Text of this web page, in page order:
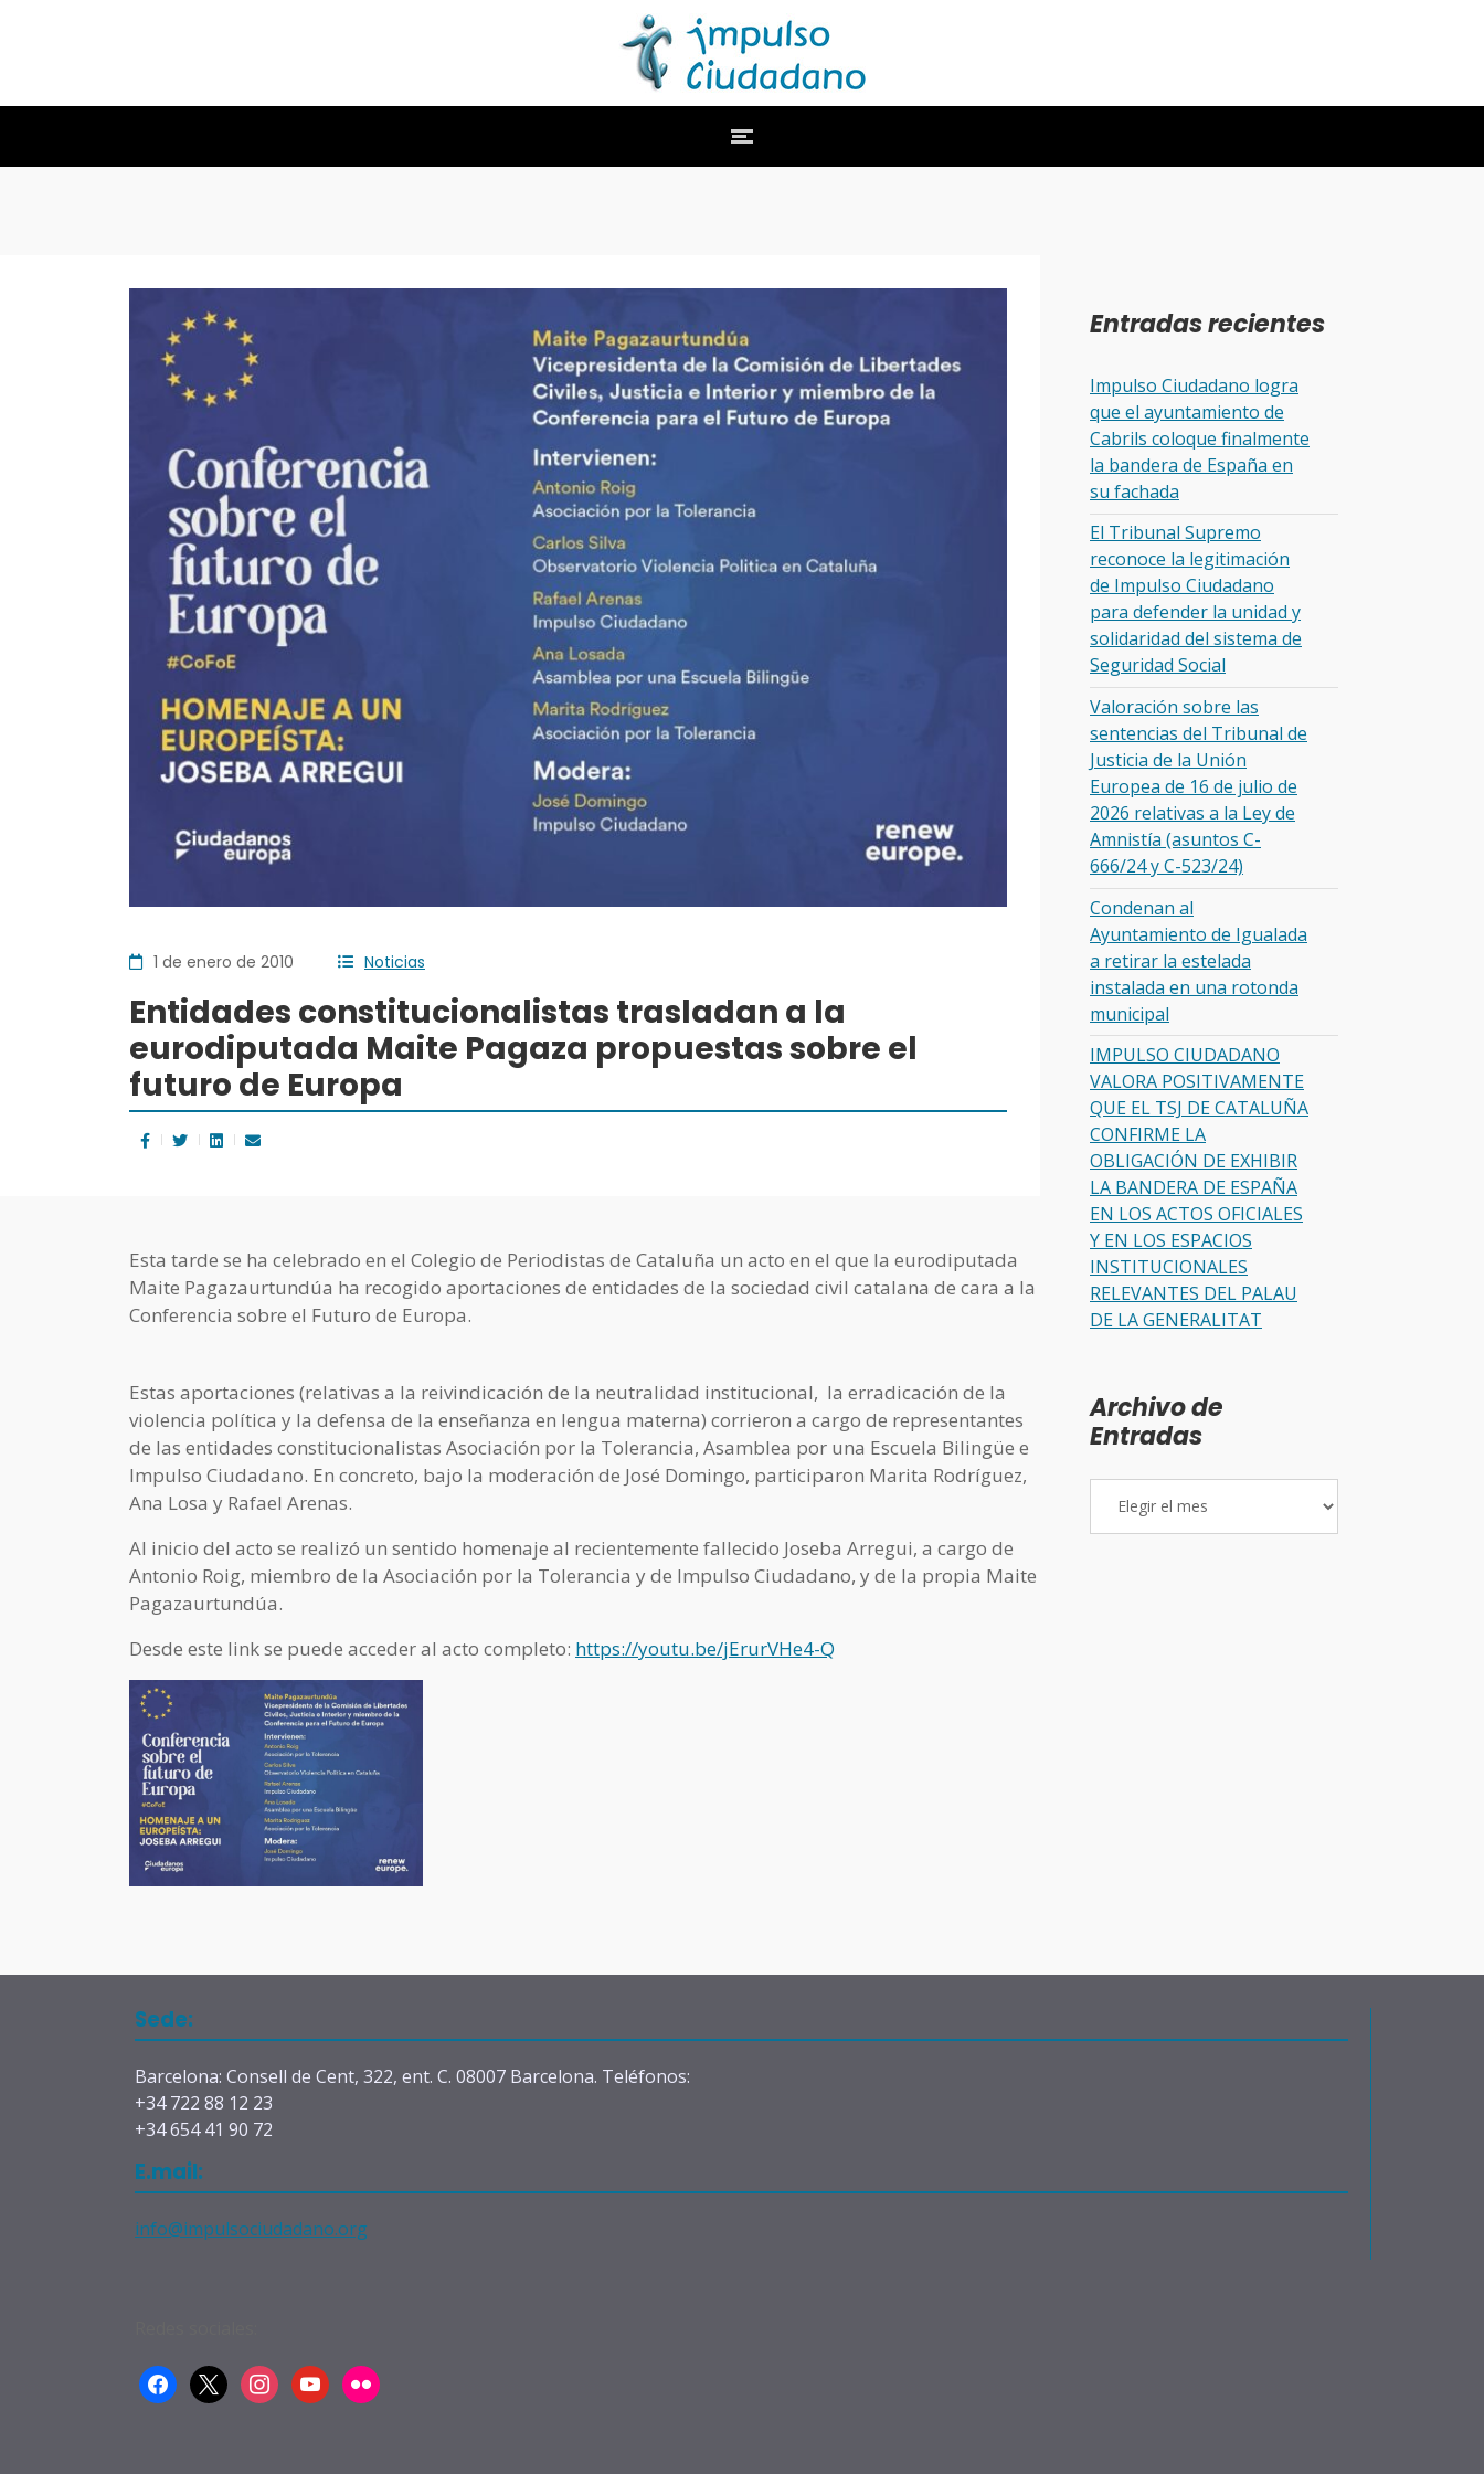
1 de enero de 2010 Noticias
Entidades constitucionalistas trasladan a la
eurodiputada Maite Pagaza propuestas sobre el
futuro de Europa
Esta tarde se ha celebrado en el Colegio de Periodistas de Cataluña un acto en el que la eurodiputada
Maite Pagazaurtundúa ha recogido aportaciones de entidades de la sociedad civil catalana de cara a la
Conferencia sobre el Futuro de Europa.
Estas aportaciones (relativas a la reivindicación de la neutralidad institucional, la erradicación de la
violencia política y la defensa de la enseñanza en lengua materna) corrieron a cargo de representantes
de las entidades constitucionalistas Asociación por la Tolerancia, Asamblea por una Escuela Bilingüe e
Impulso Ciudadano. En concreto, bajo la moderación de José Domingo, participaron Marita Rodríguez,
Ana Losa y Rafael Arenas.
Al inicio del acto se realizó un sentido homenaje al recientemente fallecido Joseba Arregui, a cargo de
Antonio Roig, miembro de la Asociación por la Tolerancia y de Impulso Ciudadano, y de la propia Maite
Pagazaurtundúa.
Desde este link se puede acceder al acto completo: https://youtu.be/jErurVHe4-Q
Entradas recientes
Impulso Ciudadano logra
que el ayuntamiento de
Cabrils coloque finalmente
la bandera de España en
su fachada
El Tribunal Supremo
reconoce la legitimación
de Impulso Ciudadano
para defender la unidad y
solidaridad del sistema de
Seguridad Social
Valoración sobre las
sentencias del Tribunal de
Justicia de la Unión
Europea de 16 de julio de
2026 relativas a la Ley de
Amnistía (asuntos C-
666/24 y C-523/24)
Condenan al
Ayuntamiento de Igualada
a retirar la estelada
instalada en una rotonda
municipal
IMPULSO CIUDADANO
VALORA POSITIVAMENTE
QUE EL TSJ DE CATALUÑA
CONFIRME LA
OBLIGACIÓN DE EXHIBIR
LA BANDERA DE ESPAÑA
EN LOS ACTOS OFICIALES
Y EN LOS ESPACIOS
INSTITUCIONALES
RELEVANTES DEL PALAU
DE LA GENERALITAT
Archivo de
Entradas
Sede:
Barcelona: Consell de Cent, 322, ent. C. 08007 Barcelona. Teléfonos:
+34 722 88 12 23
+34 654 41 90 72
E.mail:
info@impulsociudadano.org
facebook
x instagramyoutubeflickr